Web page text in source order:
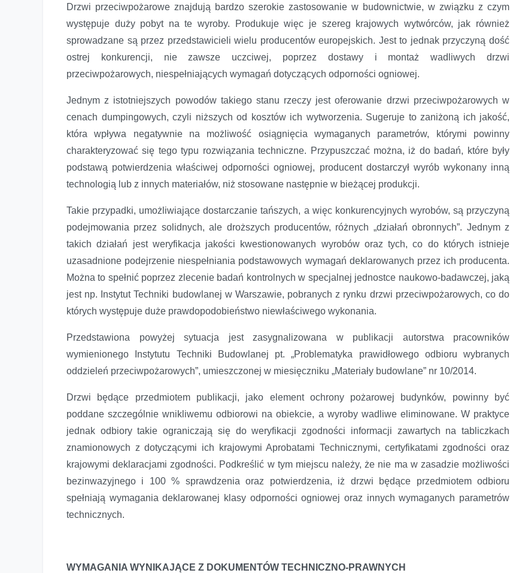
Problematyka wadliwych drzwi przeciwpożarowych
Drzwi przeciwpożarowe znajdują bardzo szerokie zastosowanie w budownictwie, w związku z czym
występuje duży pobyt na te wyroby. Produkuje więc je szereg krajowych wytwórców, jak również
sprowadzane są przez przedstawicieli wielu producentów europejskich. Jest to jednak przyczyną dość
ostrej konkurencji, nie zawsze uczciwej, poprzez dostawy i montaż wadliwych drzwi
przeciwpożarowych, niespełniających wymagań dotyczących odporności ogniowej.
Jednym z istotniejszych powodów takiego stanu rzeczy jest oferowanie drzwi przeciwpożarowych w
cenach dumpingowych, czyli niższych od kosztów ich wytworzenia. Sugeruje to zaniżoną ich jakość,
która wpływa negatywnie na możliwość osiągnięcia wymaganych parametrów, którymi powinny
charakteryzować się tego typu rozwiązania techniczne. Przypuszczać można, iż do badań, które były
podstawą potwierdzenia właściwej odporności ogniowej, producent dostarczył wyrób wykonany inną
technologią lub z innych materiałów, niż stosowane następnie w bieżącej produkcji.
Takie przypadki, umożliwiające dostarczanie tańszych, a więc konkurencyjnych wyrobów, są przyczyną
podejmowania przez solidnych, ale droższych producentów, różnych „działań obronnych”. Jednym z
takich działań jest weryfikacja jakości kwestionowanych wyrobów oraz tych, co do których istnieje
uzasadnione podejrzenie niespełniania podstawowych wymagań deklarowanych przez ich producenta.
Można to spełnić poprzez zlecenie badań kontrolnych w specjalnej jednostce naukowo-badawczej, jaką
jest np. Instytut Techniki budowlanej w Warszawie, pobranych z rynku drzwi przeciwpożarowych, co do
których występuje duże prawdopodobieństwo niewłaściwego wykonania.
Przedstawiona powyżej sytuacja jest zasygnalizowana w publikacji autorstwa pracowników
wymienionego Instytutu Techniki Budowlanej pt. „Problematyka prawidłowego odbioru wybranych
oddzieleń przeciwpożarowych”, umieszczonej w miesięczniku „Materiały budowlane” nr 10/2014.
Drzwi będące przedmiotem publikacji, jako element ochrony pożarowej budynków, powinny być
poddane szczególnie wnikliwemu odbiorowi na obiekcie, a wyroby wadliwe eliminowane. W praktyce
jednak odbiory takie ograniczają się do weryfikacji zgodności informacji zawartych na tabliczkach
znamionowych z dotyczącymi ich krajowymi Aprobatami Technicznymi, certyfikatami zgodności oraz
krajowymi deklaracjami zgodności. Podkreślić w tym miejscu należy, że nie ma w zasadzie możliwości
bezinwazyjnego i 100 % sprawdzenia oraz potwierdzenia, iż drzwi będące przedmiotem odbioru
spełniają wymagania deklarowanej klasy odporności ogniowej oraz innych wymaganych parametrów
technicznych.
WYMAGANIA WYNIKAJĄCE Z DOKUMENTÓW TECHNICZNO-PRAWNYCH